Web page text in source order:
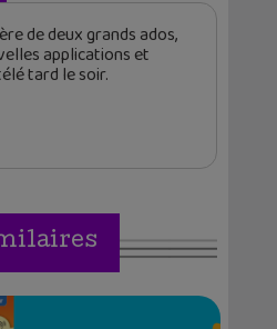
de deux grands ados,
applications et
tard le soir.